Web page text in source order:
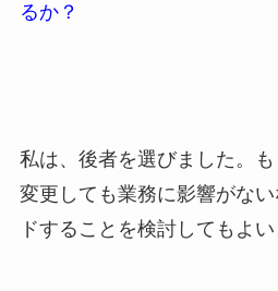
るか？
私は、後者を選びました。
変更しても業務に影響がな
ドすることを検討してもよい